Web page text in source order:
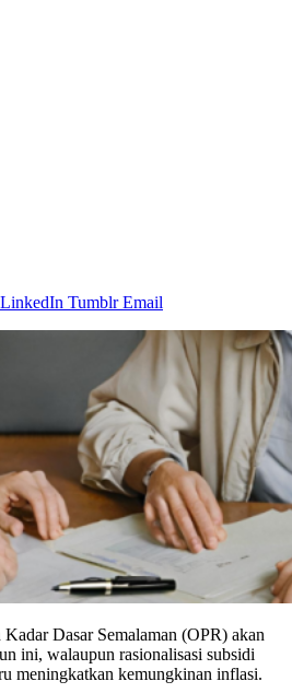
LinkedIn Tumblr Email
Dasar Semalaman (OPR) akan
ini, walaupun rasionalisasi subsidi
meningkatkan kemungkinan inflasi.